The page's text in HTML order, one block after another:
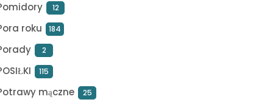
12
roku 184
2
115
mączne 25